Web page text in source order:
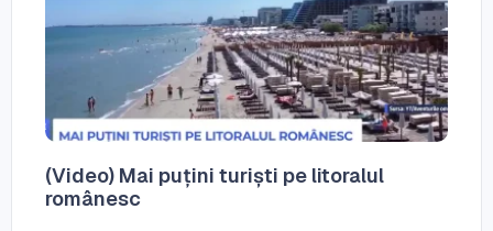
(Video) Mai puțini turiști pe litoralul
românesc